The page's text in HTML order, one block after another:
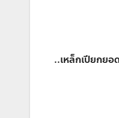
..เหล็กเปียกย